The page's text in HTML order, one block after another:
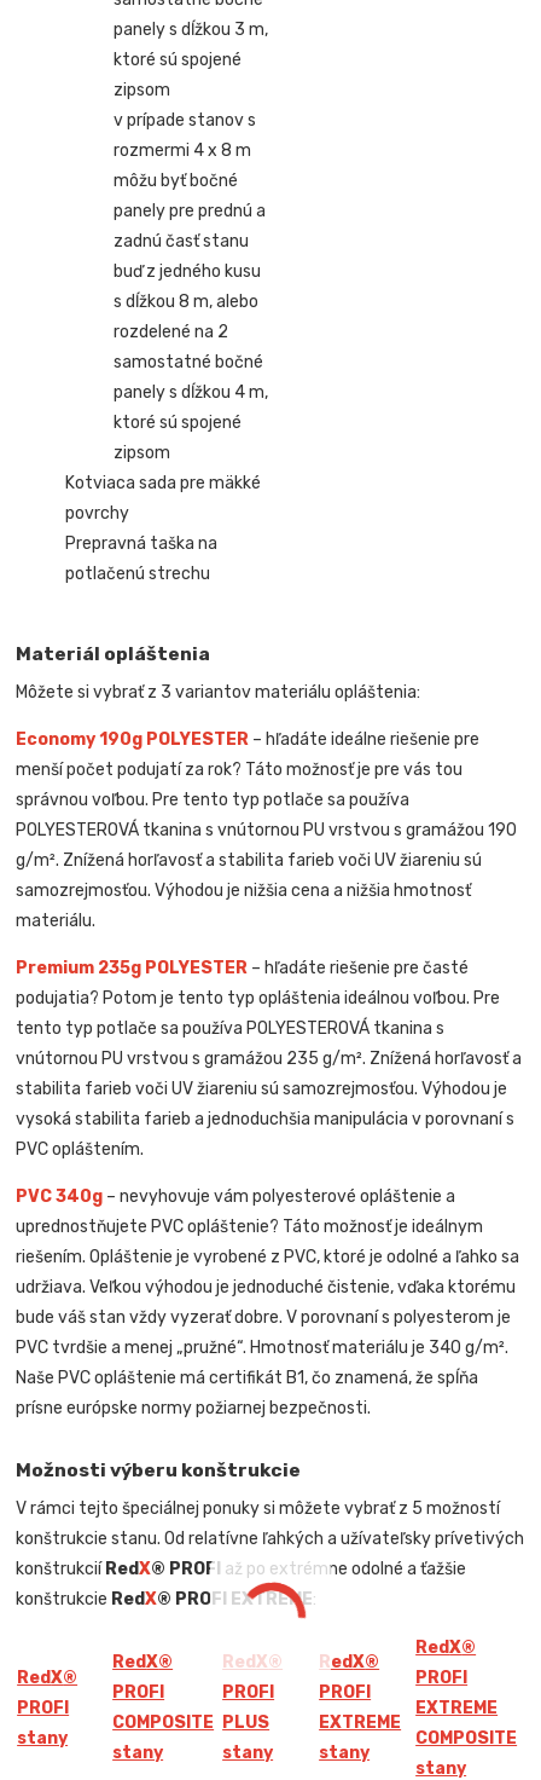
panely s dĺžkou 3 m,
ktoré sú spojené
zipsom
v prípade stanov s
rozmermi 4 x 8 m
môžu byť bočné
panely pre prednú a
zadnú časť stanu
buď z jedného kusu
s dĺžkou 8 m, alebo
rozdelené na 2
samostatné bočné
panely s dĺžkou 4 m,
ktoré sú spojené
zipsom
Kotviaca sada pre mäkké
povrchy
Prepravná taška na
potlačenú strechu
Materiál opláštenia
Môžete si vybrať z 3 variantov materiálu opláštenia:
Economy 190g POLYESTER – hľadáte ideálne riešenie pre
menší počet podujatí za rok? Táto možnosť je pre vás tou
správnou voľbou. Pre tento typ potlače sa používa
POLYESTEROVÁ tkanina s vnútornou PU vrstvou s gramážou 190
g/m². Znížená horľavosť a stabilita farieb voči UV žiareniu sú
samozrejmosťou. Výhodou je nižšia cena a nižšia hmotnosť
materiálu.
Premium 235g POLYESTER – hľadáte riešenie pre časté
podujatia? Potom je tento typ opláštenia ideálnou voľbou. Pre
tento typ potlače sa používa POLYESTEROVÁ tkanina s
vnútornou PU vrstvou s gramážou 235 g/m². Znížená horľavosť a
stabilita farieb voči UV žiareniu sú samozrejmosťou. Výhodou je
vysoká stabilita farieb a jednoduchšia manipulácia v porovnaní s
PVC opláštením.
PVC 340g – nevyhovuje vám polyesterové opláštenie a
uprednostňujete PVC opláštenie? Táto možnosť je ideálnym
riešením. Opláštenie je vyrobené z PVC, ktoré je odolné a ľahko sa
udržiava. Veľkou výhodou je jednoduché čistenie, vďaka ktorému
bude váš stan vždy vyzerať dobre. V porovnaní s polyesterom je
PVC tvrdšie a menej „pružné“. Hmotnosť materiálu je 340 g/m².
Naše PVC opláštenie má certifikát B1, čo znamená, že spĺňa
prísne európske normy požiarnej bezpečnosti.
Možnosti výberu konštrukcie
V rámci tejto špeciálnej ponuky si môžete vybrať z 5 možností
konštrukcie stanu. Od relatívne ľahkých a užívateľsky prívetivých
konštrukcií RedX® PROFI až po extrémne odolné a ťažšie
konštrukcie RedX® PROFI EXTREME:
RedX®
PROFI
stany
RedX®
PROFI
COMPOSITE
stany
RedX®
PROFI
PLUS
stany
RedX®
PROFI
EXTREME
stany
RedX®
PROFI
EXTREME
COMPOSITE
stany